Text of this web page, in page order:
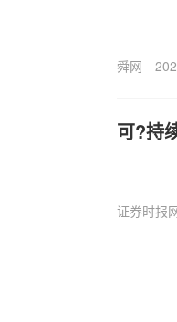
舜网
可?持
证券时报